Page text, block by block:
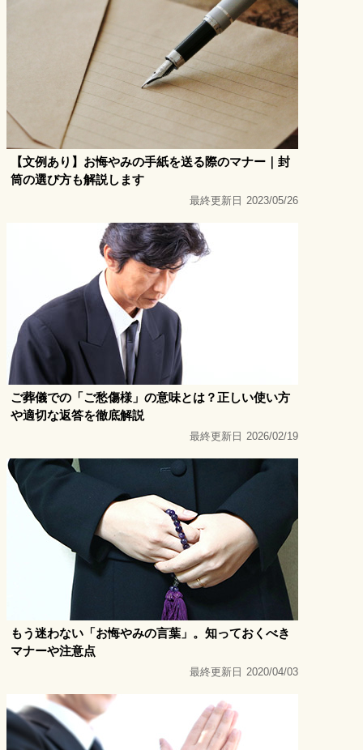
【文例あり】お悔やみの手紙を送る際のマナー｜封
筒の選び方も解説します
最終更新日 2023/05/26
ご葬儀での「ご愁傷様」の意味とは？正しい使い方
や適切な返答を徹底解説
最終更新日 2026/02/19
もう迷わない「お悔やみの言葉」。知っておくべき
マナーや注意点
最終更新日 2020/04/03